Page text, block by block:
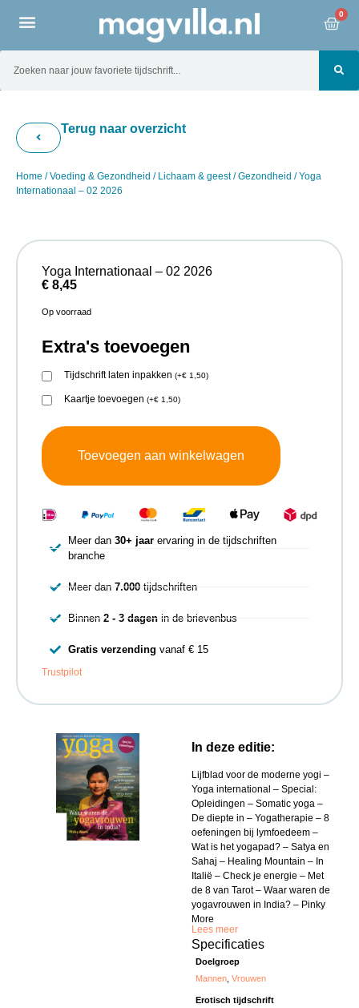
0
Terug naar overzicht
Home /Voeding & Gezondheid / Lichaam & geest/Gezondheid / Yoga
Internationaal – 02 2026
In deze editie:
Lijfblad voor de moderne yogi –
Yoga international – Special:
Opleidingen – Somatic yoga –
De diepte in – Yogatherapie – 8
oefeningen bij lymfoedeem –
Wat is het yogapad? – Satya en
Sahaj – Healing Mountain – In
Italië – Check je energie – Met
de 8 van Tarot – Waar waren de
yogavrouwen in India? – Pinky
More
Lees meer
Specificaties
Doelgroep
Mannen,Vrouwen
Erotisch tijdschrift
Yoga Internationaal – 02 2026
€ 8,45
Op voorraad
Extra's toevoegen
Tijdschrift laten inpakken (+€ 1,50)
Kaartje toevoegen (+€ 1,50)
Toevoegen aan winkelwagen
Meer dan 30+ jaarervaring in de tijdschriften
branche
Meer dan 7.000tijdschriften
Binnen 2 - 3 dagenin de brievenbus
Gratis verzending vanaf € 15
Trustpilot